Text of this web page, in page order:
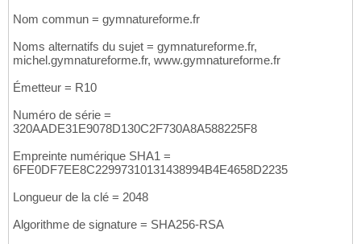
Nom commun = gymnatureforme.fr
Noms alternatifs du sujet = gymnatureforme.fr,
michel.gymnatureforme.fr, www.gymnatureforme.fr
Émetteur = R10
Numéro de série =
320AADE31E9078D130C2F730A8A588225F8
Empreinte numérique SHA1 =
6FE0DF7EE8C22997310131438994B4E4658D2235
Longueur de la clé = 2048
Algorithme de signature = SHA256-RSA